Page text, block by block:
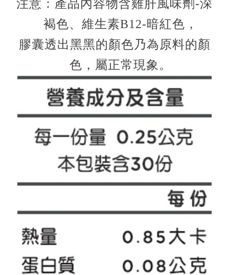
注意：產品內容物含雞肝風味劑-深
褐色、維生素B12-暗紅色，
膠囊透出黑黑的顏色乃為原料的顏
色，屬正常現象。